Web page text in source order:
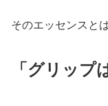
そのエッセンスとは
「グリップ